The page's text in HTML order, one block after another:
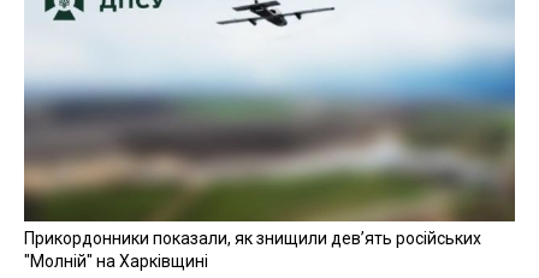
Прикордонники показали, як знищили девʼять російських
"Молній" на Харківщині